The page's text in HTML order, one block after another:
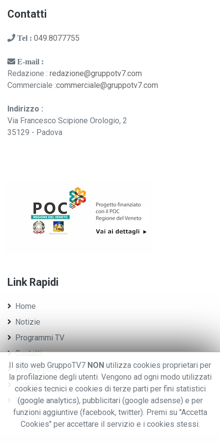
Contatti
Tel : 049.8077755
E-mail :
Redazione : redazione@gruppotv7.com
Commerciale :commerciale@gruppotv7.com
Indirizzo :
Via Francesco Scipione Orologio, 2
35129 - Padova
Link Rapidi
Home
Notizie
Programmi TV
Contatti
Privacy policy
Cookies
Whistleblowing
Il sito web GruppoTV7 NON utilizza cookies proprietari per
la profilazione degli utenti. Vengono ad ogni modo utilizzati
cookies tecnici e cookies di terze parti per fini statistici
(google analytics), pubblicitari (google adsense) e per
funzioni aggiuntive (facebook, twitter). Premi su "Accetta
Cookies" per accettare il servizio e i cookies stessi.